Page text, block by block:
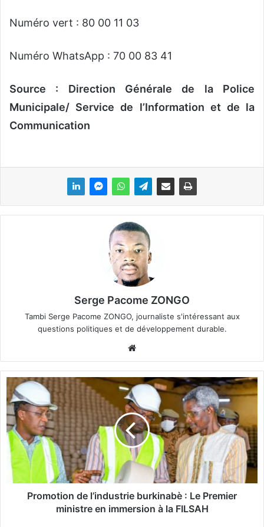
Numéro vert : 80 00 11 03
Numéro WhatsApp : 70 00 83 41
Source : Direction Générale de la Police
Municipale/ Service de l’Information et de la
Communication
Serge Pacome ZONGO
Tambi Serge Pacome ZONGO, journaliste s'intéressant aux
questions politiques et de développement durable.
bsi
te
o
o
t
Promotion de l’industrie burkinabè : Le Premier
ministre en immersion à la FILSAH